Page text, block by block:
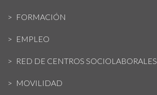
FORMACIÓN
EMPLEO
RED DE CENTROS SOCIOLABORALES
MOVILIDAD